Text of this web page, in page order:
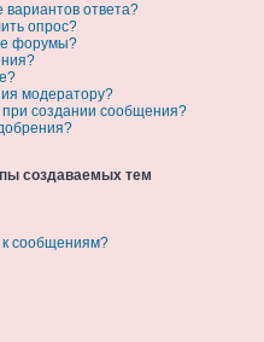
вариантов ответа?
опрос?
форумы?
модератору?
при создании сообщения?
создаваемых тем
к сообщениям?